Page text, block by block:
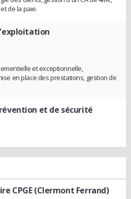
de la paie.
et exceptionnelle,
en place des prestations, gestion de
et de sécurité
CPGE (Clermont Ferrand)